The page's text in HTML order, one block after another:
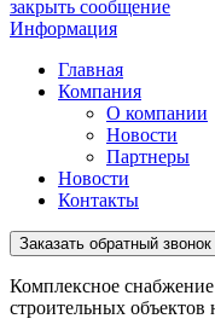
закрыть сообщение
Информация
Главная
Компания
О компании
Новости
Партнеры
Новости
Контакты
Заказать обратный звонок
Комплексное снабжение
строительных объектов